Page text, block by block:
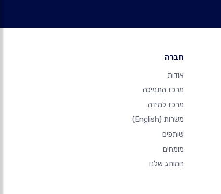
חברה
אודות
מרכז התמיכה
מרכז למידה
משרות (English)
שותפים
מומחים
המותג שלנו